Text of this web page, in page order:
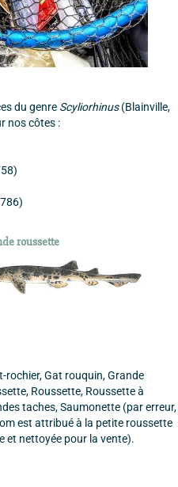
du genre Scyliorhinus(Blainville,
nos côtes :
roussette
rochier, Gat rouquin, Grande
Roussette, Roussette à
taches, Saumonette (par erreur,
est attribué à la petite roussette
et nettoyée pour la vente).